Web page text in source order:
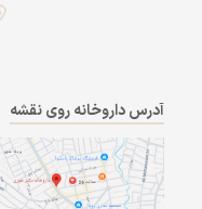
آدرس داروخانه روی نقشه